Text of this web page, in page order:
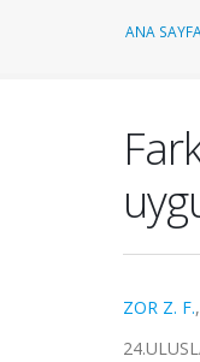
ANA SAYFA
ZOR Z. F.,